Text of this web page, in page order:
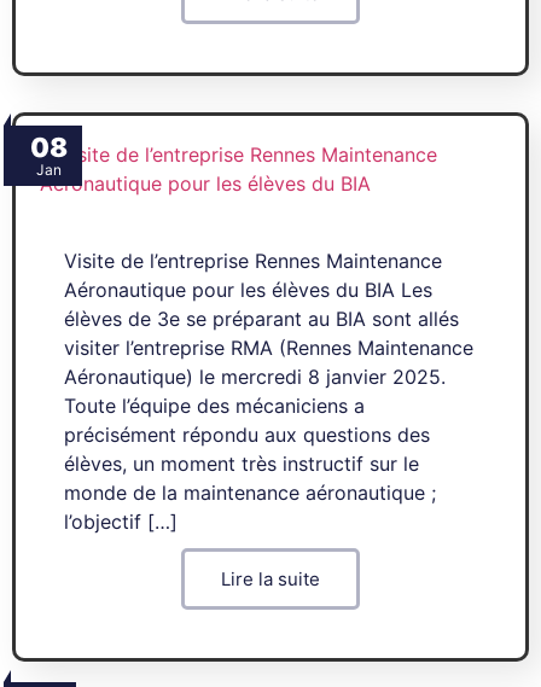
08
Jan
Visite de l’entreprise Rennes Maintenance
Aéronautique pour les élèves du BIA Les
élèves de 3e se préparant au BIA sont allés
visiter l’entreprise RMA (Rennes Maintenance
Aéronautique) le mercredi 8 janvier 2025.
Toute l’équipe des mécaniciens a
précisément répondu aux questions des
élèves, un moment très instructif sur le
monde de la maintenance aéronautique ;
l’objectif […]
Lire la suite